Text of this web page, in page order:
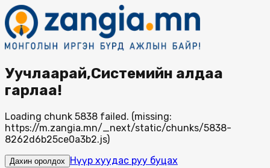
Уучлаарай,Системийн алдаа
гарлаа!
Loading chunk 5838 failed. (missing:
https://m.zangia.mn/_next/static/chunks/5838-
8262d6b25ce0a3b2.js)
Дахин оролдох Нүүр хуудас руу буцах